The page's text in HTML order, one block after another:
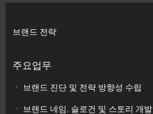
브랜드 전략
주요업무
ㆍ 브랜드 진단 및 전략 방향성 수립
ㆍ 브랜드 네임, 슬로건 및 스토리 개발